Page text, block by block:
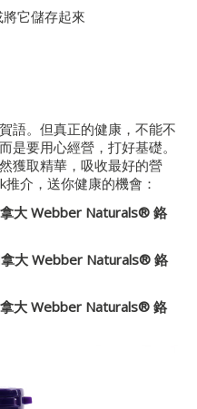
它儲存起來
語。但真正的健康，不能不
是要用心經營，打好基礎。
獲取精華，吸收最好的營
介，送你健康的機會：
大 Webber Naturals® 鉻
大 Webber Naturals® 鉻
大 Webber Naturals® 鉻